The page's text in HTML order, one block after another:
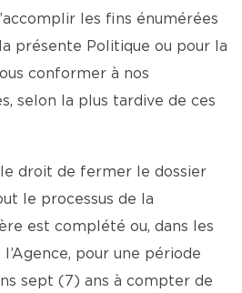
les fins énumérées
présente Politique ou pour la
conformer à nos
selon la plus tardive de ces
le droit de fermer le dossier
le processus de la
est complété ou, dans les
pour une période
sept (7) ans à compter de